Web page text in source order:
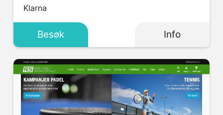
Klarna
Besøk Info